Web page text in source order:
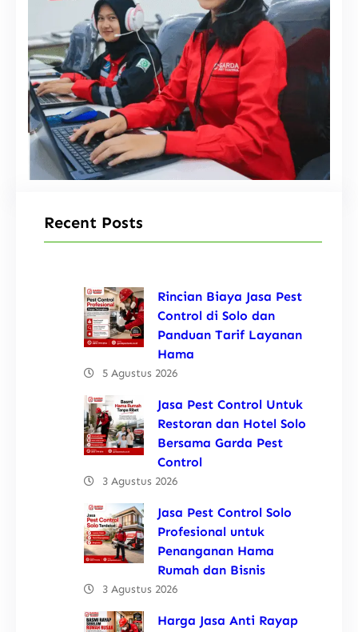
Recent Posts
Rincian Biaya Jasa Pest
Control di Solo dan
Panduan Tarif Layanan
Hama
5 Agustus 2026
Jasa Pest Control Untuk
Restoran dan Hotel Solo
Bersama Garda Pest
Control
3 Agustus 2026
Jasa Pest Control Solo
Profesional untuk
Penanganan Hama
Rumah dan Bisnis
3 Agustus 2026
Harga Jasa Anti Rayap